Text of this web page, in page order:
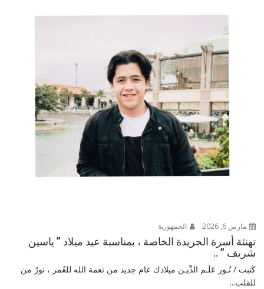
مارس 6, 2026 الجمهورية
تهنئة أسرة الجريدة الخاصة ، بمناسبة عيد ميلاد ” ياسين
شريف ” ..
كَتبت / نُـور عَلَـم الدِّيـن ميلادك عام جديد من نعمة الله للعُمر ، نورٌ من
للقلب...